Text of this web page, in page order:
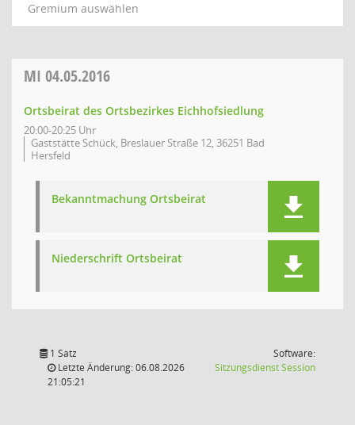
Gremium auswählen
MI 04.05.2016
Ortsbeirat des Ortsbezirkes Eichhofsiedlung
20:00-20:25 Uhr
Gaststätte Schück, Breslauer Straße 12, 36251 Bad
Hersfeld
Bekanntmachung Ortsbeirat
Niederschrift Ortsbeirat
1 Satz
Letzte Änderung: 06.08.2026
21:05:21
Software:
SitzungsdienstSession(Wird in